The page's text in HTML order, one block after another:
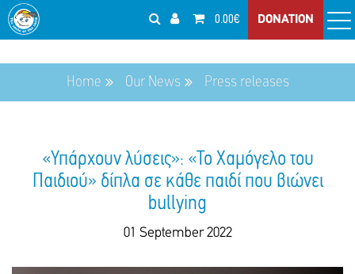
0.00€ DONATION
Home Our News Press releases
«Υπάρχουν λύσεις»: «Το Χαμόγελο του
Παιδιού» δίπλα σε κάθε παιδί που βιώνει
bullying
01 September 2022